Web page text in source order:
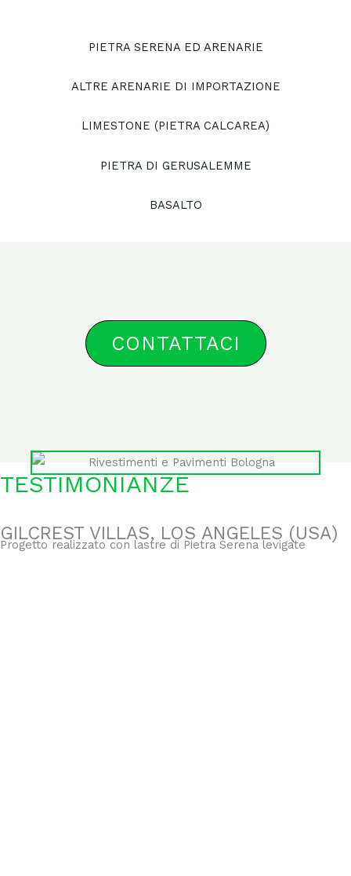
PIETRA SERENA ED ARENARIE
ALTRE ARENARIE DI IMPORTAZIONE
LIMESTONE (PIETRA CALCAREA)
PIETRA DI GERUSALEMME
BASALTO
CONTATTACI
TESTIMONIANZE
GILCREST VILLAS, LOS ANGELES (USA)
Progetto realizzato con lastre di Pietra Serena levigate